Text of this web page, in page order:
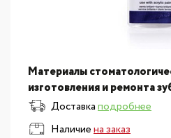
Материалы
изготовления и ремонта
Принадлежности для
Vertex, Polishing
Доставкаподробнее
Наличиена заказ